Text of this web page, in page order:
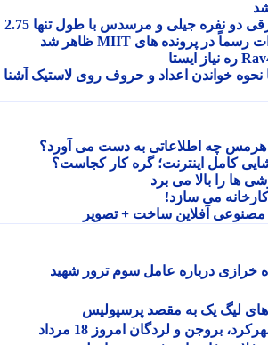
Smart #2؛ میکرو-برقی دو نفره جیلی و مرسدس با طول تنها 2.75
خواندن اعداد و حروف روی لاستیک آشنا
چه اطلاعاتی به دست می آورد؟
کامل اینترنت؛ گره کار کجاست؟
را بالا می برد
می سازد!
آفلاین ساخت + تصویر
درباره عامل سوم ترور شهید
لیگ یک به مقصد پرسپولیس
جدول قطعی برق شهرکرد، بروجن و لردگان امروز 18 مرداد